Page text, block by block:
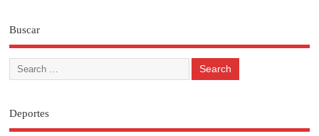
Buscar
Deportes